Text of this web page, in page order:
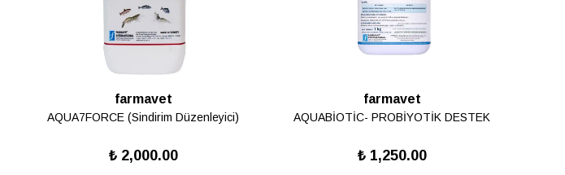
farmavet
AQUA7FORCE (Sindirim Düzenleyici)
₺ 2,000.00
farmavet
AQUABİOTİC- PROBİYOTİK DESTEK
₺ 1,250.00